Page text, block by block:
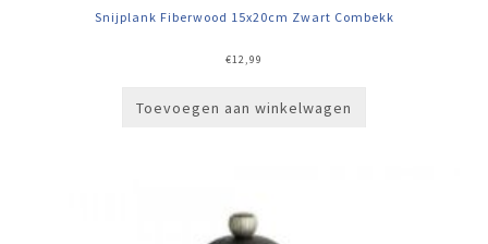
Snijplank Fiberwood 15x20cm Zwart Combekk
€12,99
Toevoegen aan winkelwagen